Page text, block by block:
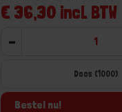
€ 36,30 incl. BTW
-
Doos (1000)
Bestel nu!